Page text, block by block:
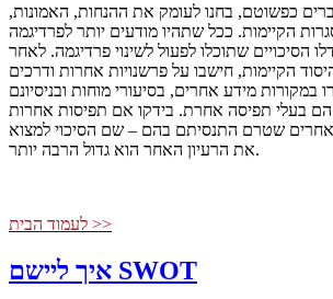
כפשוטם, בחנו לעומק את ההנחות, האמונות,
הקיימות. ככל שתהיו מודעים יותר לפרדיגמה
הסיכויים שתוכלו לפעול לשינוי פרדיגמה. לאחר
הקיימות, חישבו על פרשנויות אחרות ודרכים
במקורות מידע אחרים, בסיעורי מוחות ובניסיונם
בעלי תפיסה אחרת. בידקו אם תפיסות אחרות
אחרים שטרם התנסיתם בהם – שם הסיכוי למצוא
את הרעיון האחר הוא גדול הרבה יותר.
לעמוד הבית >>
איך ליישם SWOT